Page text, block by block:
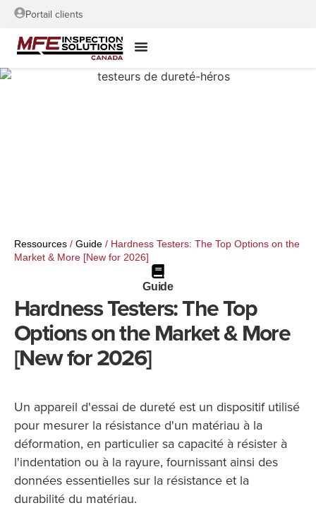
Portail clients
Ressources / Guide / Hardness Testers: The Top Options on the
Market & More [New for 2026]
Guide
Hardness Testers: The Top
Options on the Market & More
[New for 2026]
Un appareil d'essai de dureté est un dispositif utilisé
pour mesurer la résistance d'un matériau à la
déformation, en particulier sa capacité à résister à
l'indentation ou à la rayure, fournissant ainsi des
données essentielles sur la résistance et la
durabilité du matériau.